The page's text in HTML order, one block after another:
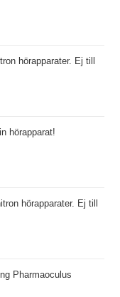
hörapparater. Ej till
hörapparat!
hörapparater. Ej till
Pharmaoculus